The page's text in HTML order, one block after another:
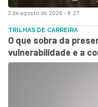
3 de agosto de 2026 - 8:27
TRILHAS DE CARREIRA
O que sobra da
vulnerabilidade e a